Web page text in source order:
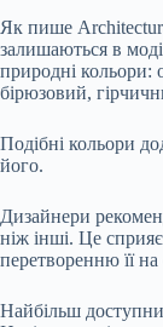
Як пише
залишаються в
природні кольори:
бірюзовий,
Подібні кольори
його.
Дизайнери
ніж інші. Це
перетворенню її
Найбільш